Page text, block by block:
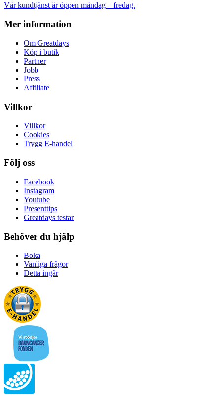
Vår kundtjänst är öppen måndag – fredag.
Mer information
Om Greatdays
Köp i butik
Partner
Jobb
Press
Affiliate
Villkor
Villkor
Cookies
Trygg E-handel
Följ oss
Facebook
Instagram
Youtube
Presenttips
Greatdays testar
Behöver du hjälp
Boka
Vanliga frågor
Detta ingår